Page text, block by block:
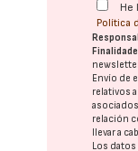
He
Política
Envío de
relativos
relación
llevar a
Los